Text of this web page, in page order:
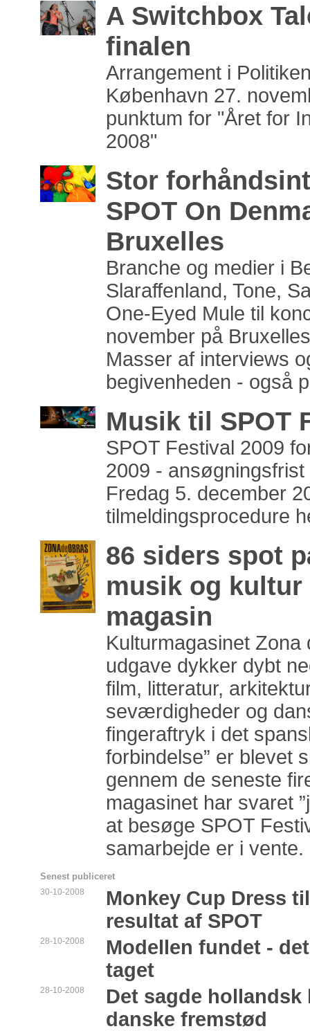
A Switchbox
finalen
Arrangement i
København 27.
punktum for "Året for
2008"
Stor
SPOT On
Bruxelles
Branche og medier i
Slaraffenland, Tone,
One-Eyed Mule til
november på
Masser af interviews
begivenheden - også
Musik til SPOT
SPOT Festival 2009
2009 -
Fredag 5. december
tilmeldingsprocedure
86 siders spot
musik og kultur
magasin
Kulturmagasinet Zona
udgave dykker dybt
film, litteratur,
seværdigheder og
fingeraftryk i det
forbindelse” er blevet
gennem de seneste
magasinet har svaret
at besøge SPOT
samarbejde er i vente.
Senest publiceret
30-10-2008
Monkey Cup Dress
resultat af SPOT
28-10-2008
Modellen fundet -
taget
28-10-2008
Det sagde hollandsk
danske fremstød